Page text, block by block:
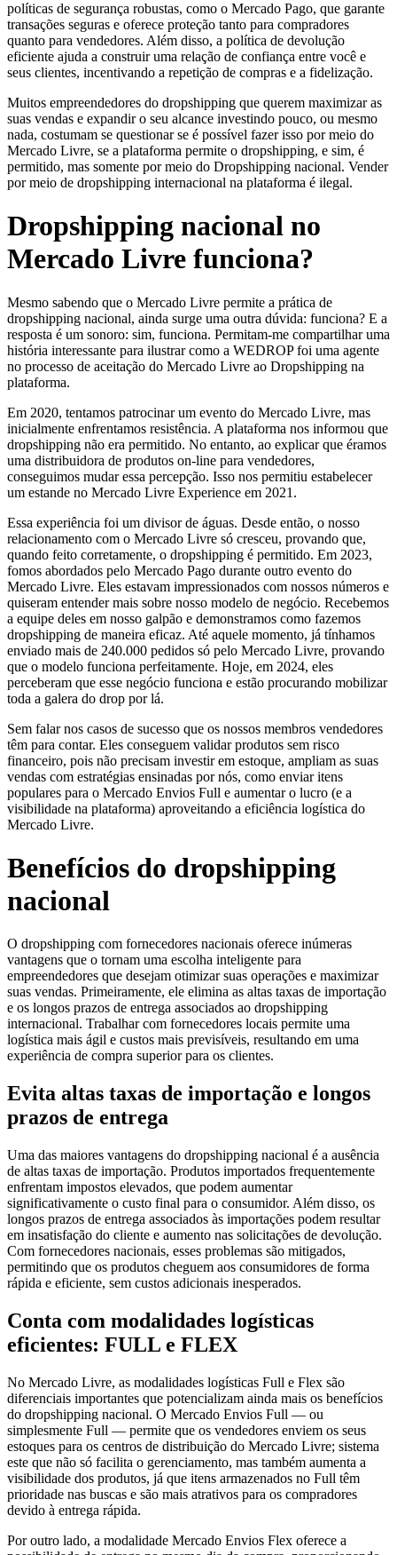
políticas de segurança robustas, como o Mercado Pago, que garante
transações seguras e oferece proteção tanto para compradores
quanto para vendedores. Além disso, a política de devolução
eficiente ajuda a construir uma relação de confiança entre você e
seus clientes, incentivando a repetição de compras e a fidelização.
Muitos empreendedores do dropshipping que querem maximizar as
suas vendas e expandir o seu alcance investindo pouco, ou mesmo
nada, costumam se questionar se é possível fazer isso por meio do
Mercado Livre, se a plataforma permite o dropshipping, e sim, é
permitido, mas somente por meio do Dropshipping nacional. Vender
por meio de dropshipping internacional na plataforma é ilegal.
Dropshipping nacional no
Mercado Livre funciona?
Mesmo sabendo que o Mercado Livre permite a prática de
dropshipping nacional, ainda surge uma outra dúvida: funciona? E a
resposta é um sonoro: sim, funciona. Permitam-me compartilhar uma
história interessante para ilustrar como a WEDROP foi uma agente
no processo de aceitação do Mercado Livre ao Dropshipping na
plataforma.
Em 2020, tentamos patrocinar um evento do Mercado Livre, mas
inicialmente enfrentamos resistência. A plataforma nos informou que
dropshipping não era permitido. No entanto, ao explicar que éramos
uma distribuidora de produtos on-line para vendedores,
conseguimos mudar essa percepção. Isso nos permitiu estabelecer
um estande no Mercado Livre Experience em 2021.
Essa experiência foi um divisor de águas. Desde então, o nosso
relacionamento com o Mercado Livre só cresceu, provando que,
quando feito corretamente, o dropshipping é permitido. Em 2023,
fomos abordados pelo Mercado Pago durante outro evento do
Mercado Livre. Eles estavam impressionados com nossos números e
quiseram entender mais sobre nosso modelo de negócio. Recebemos
a equipe deles em nosso galpão e demonstramos como fazemos
dropshipping de maneira eficaz. Até aquele momento, já tínhamos
enviado mais de 240.000 pedidos só pelo Mercado Livre, provando
que o modelo funciona perfeitamente. Hoje, em 2024, eles
perceberam que esse negócio funciona e estão procurando mobilizar
toda a galera do drop por lá.
Sem falar nos casos de sucesso que os nossos membros vendedores
têm para contar. Eles conseguem validar produtos sem risco
financeiro, pois não precisam investir em estoque, ampliam as suas
vendas com estratégias ensinadas por nós, como enviar itens
populares para o Mercado Envios Full e aumentar o lucro (e a
visibilidade na plataforma) aproveitando a eficiência logística do
Mercado Livre.
Benefícios do dropshipping
nacional
O dropshipping com fornecedores nacionais oferece inúmeras
vantagens que o tornam uma escolha inteligente para
empreendedores que desejam otimizar suas operações e maximizar
suas vendas. Primeiramente, ele elimina as altas taxas de importação
e os longos prazos de entrega associados ao dropshipping
internacional. Trabalhar com fornecedores locais permite uma
logística mais ágil e custos mais previsíveis, resultando em uma
experiência de compra superior para os clientes.
Evita altas taxas de importação e longos
prazos de entrega
Uma das maiores vantagens do dropshipping nacional é a ausência
de altas taxas de importação. Produtos importados frequentemente
enfrentam impostos elevados, que podem aumentar
significativamente o custo final para o consumidor. Além disso, os
longos prazos de entrega associados às importações podem resultar
em insatisfação do cliente e aumento nas solicitações de devolução.
Com fornecedores nacionais, esses problemas são mitigados,
permitindo que os produtos cheguem aos consumidores de forma
rápida e eficiente, sem custos adicionais inesperados.
Conta com modalidades logísticas
eficientes: FULL e FLEX
No Mercado Livre, as modalidades logísticas Full e Flex são
diferenciais importantes que potencializam ainda mais os benefícios
do dropshipping nacional. O Mercado Envios Full — ou
simplesmente Full — permite que os vendedores enviem os seus
estoques para os centros de distribuição do Mercado Livre; sistema
este que não só facilita o gerenciamento, mas também aumenta a
visibilidade dos produtos, já que itens armazenados no Full têm
prioridade nas buscas e são mais atrativos para os compradores
devido à entrega rápida.
Por outro lado, a modalidade Mercado Envios Flex oferece a